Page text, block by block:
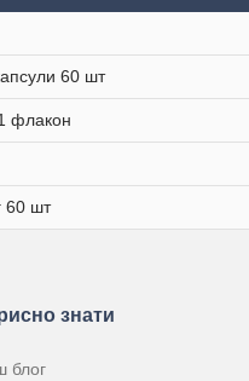
60 шт
флакон
60 шт
знати
блог